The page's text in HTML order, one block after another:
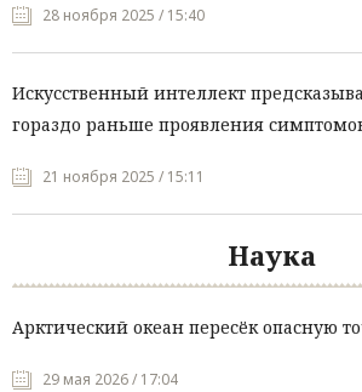
28 ноября 2025 / 15:40
Искусственный интеллект
гораздо раньше проявления
21 ноября 2025 / 15:11
Наука
Арктический океан пересёк опасную
29 мая 2026 / 17:04